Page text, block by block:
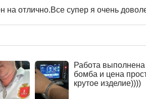
на отлично.Все супер я очень
Работа выполнена
бомба и цена
крутое изделие))))